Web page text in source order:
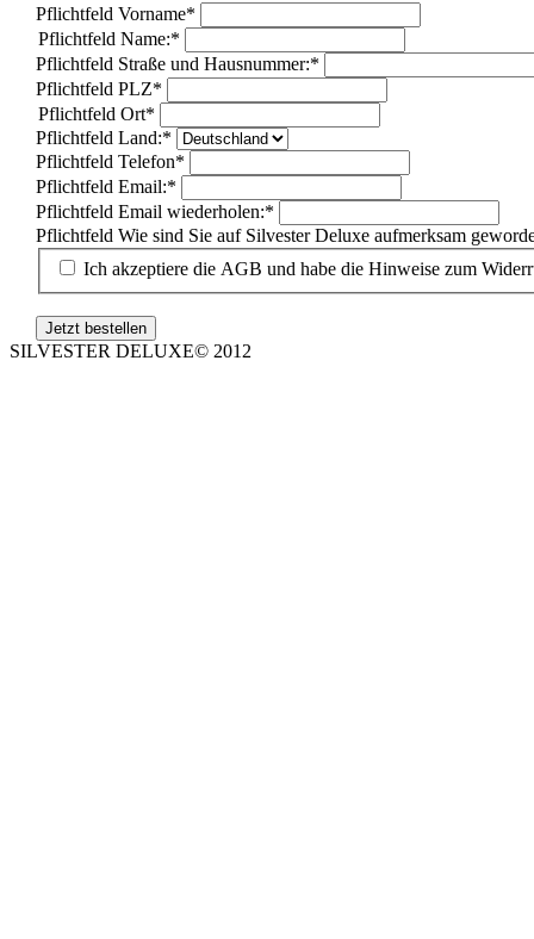
Pflichtfeld Vorname*
Pflichtfeld Name:*
Pflichtfeld Straße und Hausnummer:*
Pflichtfeld PLZ*
Pflichtfeld Ort*
Pflichtfeld Land:*
Pflichtfeld Telefon*
Pflichtfeld Email:*
Pflichtfeld Email wiederholen:*
Pflichtfeld Wie sind Sie auf Silvester Deluxe aufmerksam
Ich akzeptiere die AGB und habe die Hinweise zum
SILVESTER DELUXE© 2012